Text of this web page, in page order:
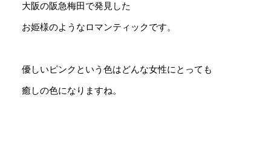
大阪の阪急梅田で発見した
お姫様のようなロマンティックです。
優しいピンクという色はどんな女性にとっても
癒しの色になりますね。